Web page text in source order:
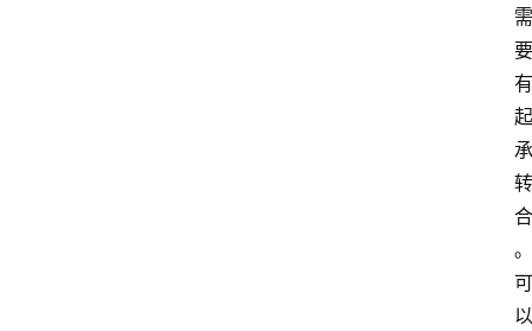
需
要
有
起
承
转
合
。
可
以